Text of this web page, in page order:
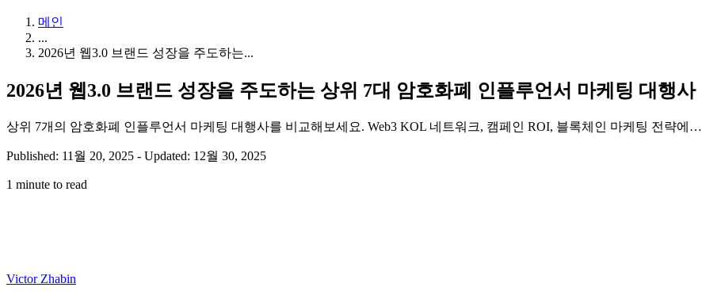
메인
...
2026년 웹3.0 브랜드 성장을 주도하는...
2026년 웹3.0 브랜드 성장을 주도하는 상위 7대 암호화폐 인플루언서 마케팅 대행사
상위 7개의 암호화폐 인플루언서 마케팅 대행사를 비교해보세요. Web3 KOL 네트워크, 캠페인 ROI, 블록체인 마케팅 전략에…
Published: 11월 20, 2025 - Updated: 12월 30, 2025
1 minute to read
Victor Zhabin